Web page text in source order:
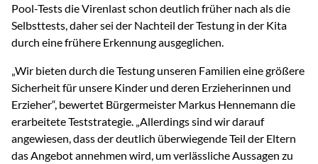
Pool-Tests die Virenlast schon deutlich früher nach als die
Selbsttests, daher sei der Nachteil der Testung in der Kita
durch eine frühere Erkennung ausgeglichen.
„Wir bieten durch die Testung unseren Familien eine größere
Sicherheit für unsere Kinder und deren Erzieherinnen und
Erzieher“, bewertet Bürgermeister Markus Hennemann die
erarbeitete Teststrategie. „Allerdings sind wir darauf
angewiesen, dass der deutlich überwiegende Teil der Eltern
das Angebot annehmen wird, um verlässliche Aussagen zu